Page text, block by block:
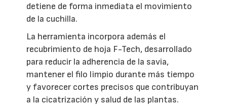
detiene de forma inmediata el movimiento
de la cuchilla.
La herramienta incorpora además el
recubrimiento de hoja F-Tech, desarrollado
para reducir la adherencia de la savia,
mantener el filo limpio durante más tiempo
y favorecer cortes precisos que contribuyan
a la cicatrización y salud de las plantas.